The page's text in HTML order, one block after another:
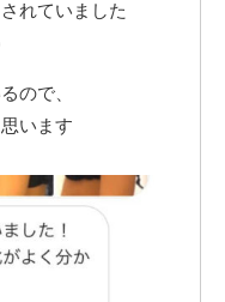
れていました
ので、
います